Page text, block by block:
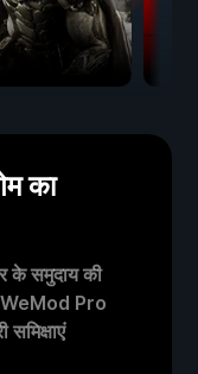
का
के समुदाय की
WeMod Pro